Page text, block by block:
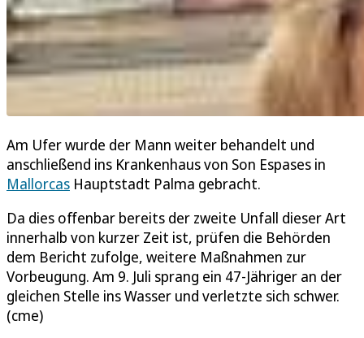
Am Ufer wurde der Mann weiter behandelt und
anschließend ins Krankenhaus von Son Espases in
Mallorcas Hauptstadt Palma gebracht.
Da dies offenbar bereits der zweite Unfall dieser Art
innerhalb von kurzer Zeit ist, prüfen die Behörden
dem Bericht zufolge, weitere Maßnahmen zur
Vorbeugung. Am 9. Juli sprang ein 47-Jähriger an der
gleichen Stelle ins Wasser und verletzte sich schwer.
(cme)